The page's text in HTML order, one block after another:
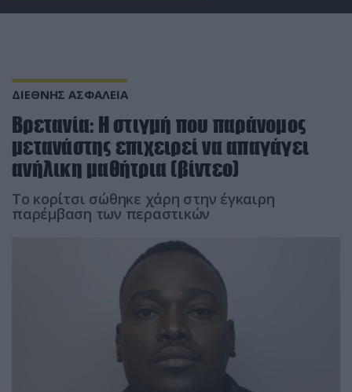
ΔΙΕΘΝΗΣ ΑΣΦΑΛΕΙΑ
Βρετανία: H στιγμή που παράνομος
μετανάστης επιχειρεί να απαγάγει
ανήλικη μαθήτρια (βίντεο)
Το κορίτσι σώθηκε χάρη στην έγκαιρη
παρέμβαση των περαστικών